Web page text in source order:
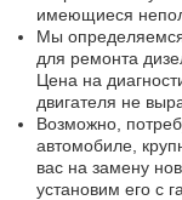
имеющиеся
Мы
для ремонта
Цена на
двигателя не
Возможно,
автомобиле,
вас на замену
установим его с